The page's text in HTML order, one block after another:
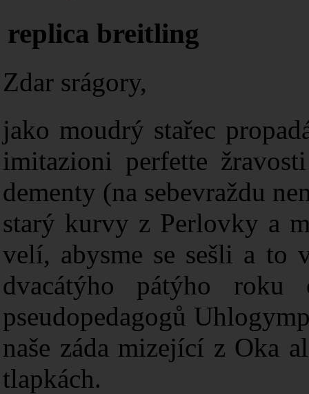
replica breitling
Zdar srágory,
jako moudrý stařec
imitazioni perfette
dementy (na sebevraždu
starý kurvy z Perlovky a
velí, abysme se sešli a to
dvacátýho pátýho
pseudopedagogů
naše záda mizející z Oka
tlapkách.